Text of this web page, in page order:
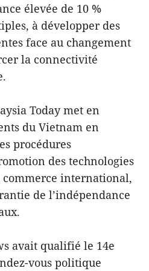
élevée de 10 %
à développer des
face au changement
la connectivité
Today met en
du Vietnam en
procédures
des technologies
commerce international,
de l’indépendance
avait qualifié le 14e
vous politique